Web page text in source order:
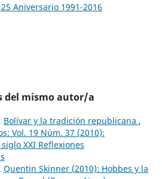
Aniversario 1991-2016
del mismo autor/a
Bolívar y la tradición republicana ,
Vol. 19 Núm. 37 (2010):
XXI Reflexiones
Quentin Skinner (2010): Hobbes y la